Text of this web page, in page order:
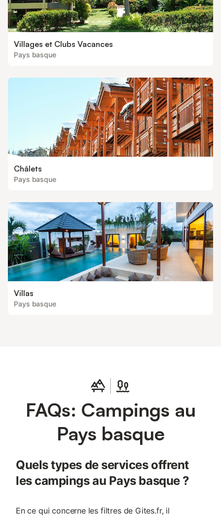
Villages et Clubs Vacances
Pays basque
Châlets
Pays basque
Villas
Pays basque
FAQs: Campings au
Pays basque
Quels types de services offrent
les campings au Pays basque ?
En ce qui concerne les filtres de Gites.fr, il